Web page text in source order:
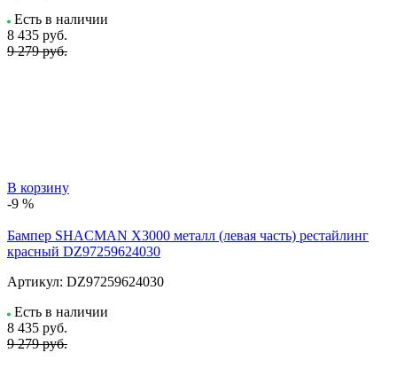
Есть в наличии
8 435 руб.
9 279 руб.
В корзину
-9 %
Бампер SHACMAN X3000 металл (левая часть) рестайлинг
красный DZ97259624030
Артикул: DZ97259624030
Есть в наличии
8 435 руб.
9 279 руб.